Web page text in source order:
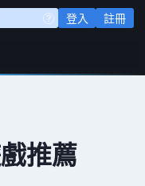
登入 註冊
推薦